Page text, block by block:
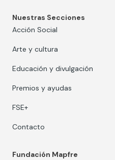
Nuestras Secciones
Acción Social
Arte y cultura
Educación y divulgación
Premios y ayudas
FSE+
Contacto
Fundación Mapfre